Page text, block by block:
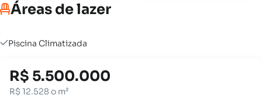
Áreas de lazer
Piscina Climatizada
R$ 5.500.000
R$ 12.528 o m²